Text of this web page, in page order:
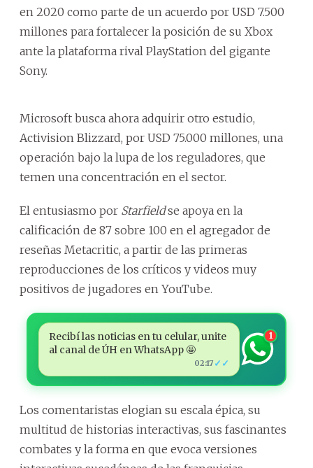
en 2020 como parte de un acuerdo por USD 7.500
millones para fortalecer la posición de su Xbox
ante la plataforma rival PlayStation del gigante
Sony.
Microsoft busca ahora adquirir otro estudio,
Activision Blizzard, por USD 75.000 millones, una
operación bajo la lupa de los reguladores, que
temen una concentración en el sector.
El entusiasmo por Starfieldse apoya en la
calificación de 87 sobre 100 en el agregador de
reseñas Metacritic, a partir de las primeras
reproducciones de los críticos y videos muy
positivos de jugadores en YouTube.
Recibí las noticias en tu celular, unite
al canal de ÚH en WhatsApp 🤩
02:17 ✓✓
1
Los comentaristas elogian su escala épica, su
multitud de historias interactivas, sus fascinantes
combates y la forma en que evoca versiones